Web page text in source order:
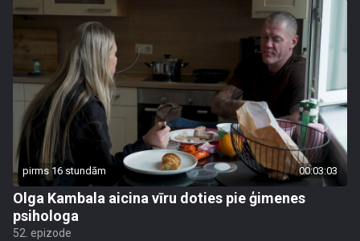
pirms 16 stundām 00:03:03
Olga Kambala aicina vīru doties pie ģimenes
psihologa
52. epizode